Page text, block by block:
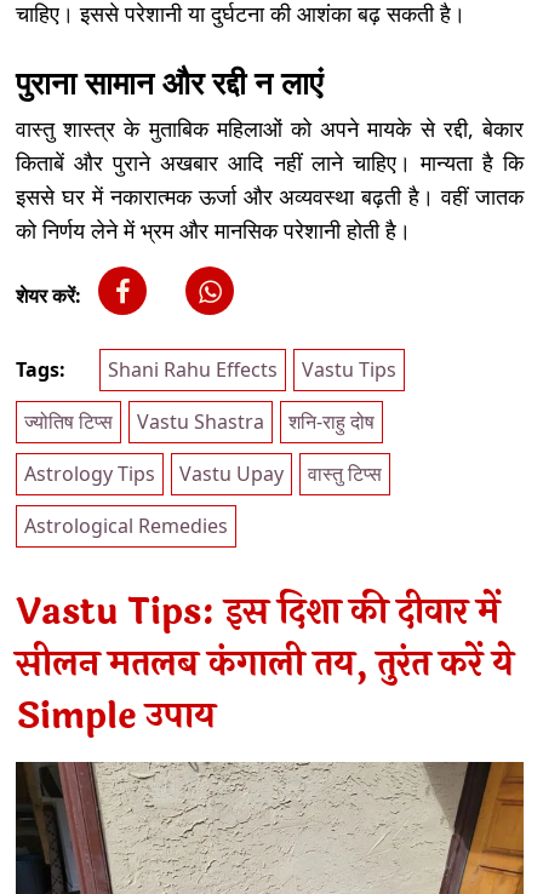
चाहिए। इससे परेशानी या दुर्घटना की आशंका बढ़ सकती है।
पुराना सामान और रद्दी न लाएं
वास्तु शास्त्र के मुताबिक महिलाओं को अपने मायके से रद्दी, बेकार
किताबें और पुराने अखबार आदि नहीं लाने चाहिए। मान्यता है कि
इससे घर में नकारात्मक ऊर्जा और अव्यवस्था बढ़ती है। वहीं जातक
को निर्णय लेने में भ्रम और मानसिक परेशानी होती है।
शेयर करें:
Tags: Shani Rahu Effects
Vastu Tips
ज्योतिष टिप्स
Vastu Shastra
शनि-राहु दोष
Astrology Tips
Vastu Upay
वास्तु टिप्स
Astrological Remedies
Vastu Tips: इस दिशा की दीवार में
सीलन मतलब कंगाली तय, तुरंत करें ये
Simple उपाय